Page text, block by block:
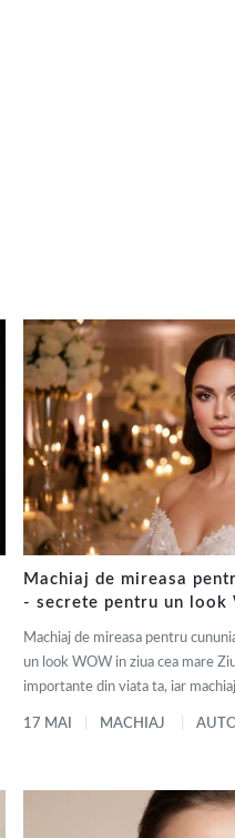
Machiaj de mireasa
- secrete pentru un look
Machiaj de mireasa pentru
un look WOW in ziua cea mare
importante din viata ta, iar
17 MAI MACHIAJ